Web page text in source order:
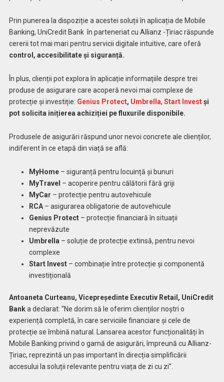
Prin punerea la dispoziție a acestei soluții în aplicația de Mobile
Banking, UniCredit Bank în parteneriat cu Allianz -Țiriac răspunde
cererii tot mai mari pentru servicii digitale intuitive, care oferă
control, accesibilitate și siguranță.
În plus, clienții pot explora în aplicație informațiile despre trei
produse de asigurare care acoperă nevoi mai complexe de
protecție și investiție: Genius Protect, Umbrella, Start Investși
pot solicita inițierea achiziției pe fluxurile disponibile.
Produsele de asigurări răspund unor nevoi concrete ale clienților,
indiferent în ce etapă din viață se află:
MyHome– siguranță pentru locuință și bunuri
MyTravel – acoperire pentru călătorii fără griji
MyCar – protecție pentru autovehicule
RCA– asigurarea obligatorie de autovehicule
Genius Protect– protecție financiară în situații
neprevăzute
Umbrella – soluție de protecție extinsă, pentru nevoi
complexe
Start Invest– combinație între protecție și componentă
investițională
Antoaneta Curteanu, Vicepreședinte Executiv Retail, UniCredit
Banka declarat: “Ne dorim să le oferim clienților noștri o
experiență completă, în care serviciile financiare și cele de
protecție se îmbină natural. Lansarea acestor funcționalități în
Mobile Banking privind o gamă de asigurări, împreună cu Allianz-
Țiriac, reprezintă un pas important în direcția simplificării
accesului la soluții relevante pentru viața de zi cu zi”.